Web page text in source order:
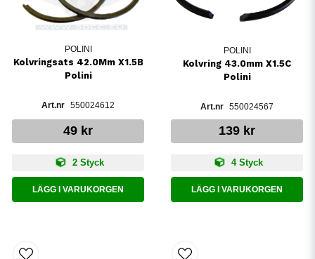
POLINI
Kolvringsats 42.0Mm X1.5B
Polini
550024612
49 kr
2 Styck
LÄGG I VARUKORGEN
POLINI
Kolvring 43.0mm X1.5C
Polini
550024567
139 kr
4 Styck
LÄGG I VARUKORGEN